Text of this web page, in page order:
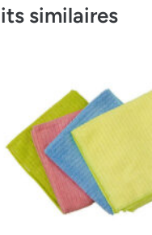
similaires